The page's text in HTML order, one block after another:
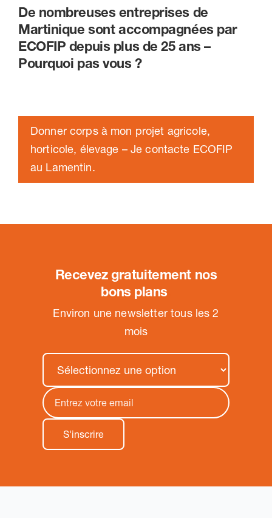
De nombreuses entreprises de
Martinique sont accompagnées par
ECOFIP depuis plus de 25 ans –
Pourquoi pas vous ?
Donner corps à mon projet agricole,
horticole, élevage – Je contacte ECOFIP
au Lamentin.
Recevez gratuitement nos
bons plans
Environ une newsletter tous les 2
mois